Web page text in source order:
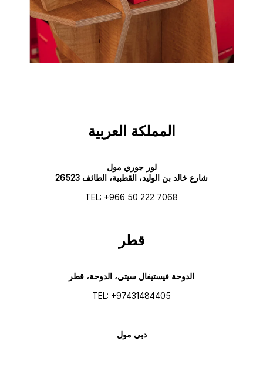
المملكة العربية
لور جوري مول
شارع خالد بن الوليد، القطبية، الطائف 26523
TEL: +966 50 222 7068
قطر
الدوحة فيستيفال سيتي، الدوحة، قطر
TEL: +97431484405
دبي مول